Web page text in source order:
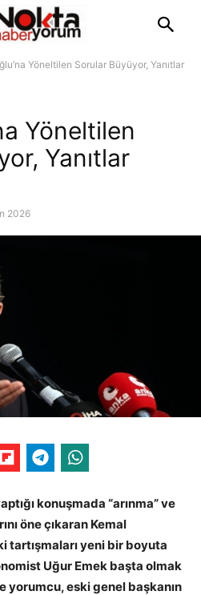
Yöneltilen Sorular Büyüyor, Yanıtlar
Yöneltilen
Yanıtlar
2026
konuşmada “arınma” ve
öne çıkaran Kemal
tartışmaları yeni bir boyuta
Uğur Emek başta olmak
yorumcu, eski genel başkanın